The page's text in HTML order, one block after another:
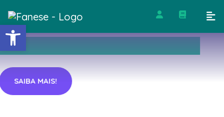
Barra de Ferramentas
SAIBA MAIS!